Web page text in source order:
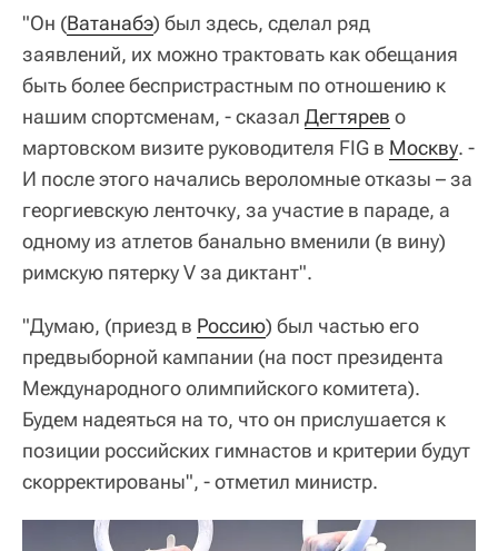
"Он (Ватанабэ) был здесь, сделал ряд
заявлений, их можно трактовать как обещания
быть более беспристрастным по отношению к
нашим спортсменам, - сказал Дегтярев о
мартовском визите руководителя FIG в Москву. -
И после этого начались вероломные отказы – за
георгиевскую ленточку, за участие в параде, а
одному из атлетов банально вменили (в вину)
римскую пятерку V за диктант".
"Думаю, (приезд в Россию) был частью его
предвыборной кампании (на пост президента
Международного олимпийского комитета).
Будем надеяться на то, что он прислушается к
позиции российских гимнастов и критерии будут
скорректированы", - отметил министр.